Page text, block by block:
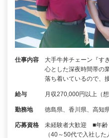
仕事内容
大手牛丼チェーン『す
心とした深夜時間帯の
落ち着いているので、
給与 月収270,000円以上（想
勤務地 徳島県、香川県、高知
応募資格
未経験者大歓迎 ■年齢
（40～50代で入社し